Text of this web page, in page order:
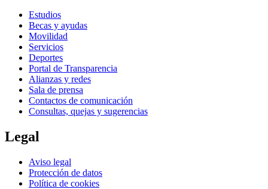
Estudios
Becas y ayudas
Movilidad
Servicios
Deportes
Portal de Transparencia
Alianzas y redes
Sala de prensa
Contactos de comunicación
Consultas, quejas y sugerencias
Legal
Aviso legal
Protección de datos
Política de cookies